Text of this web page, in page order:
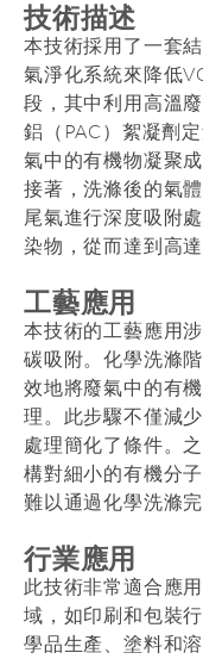
技術描述
本技術採用了一套
氣淨化系統來降低
段，其中利用高溫
鋁（PAC）絮凝劑
氣中的有機物凝聚
接著，洗滌後的氣
尾氣進行深度吸附
染物，從而達到高
工藝應用
本技術的工藝應用
碳吸附。化學洗滌
效地將廢氣中的有
理。此步驟不僅減
處理簡化了條件。
構對細小的有機分
難以通過化學洗滌
行業應用
此技術非常適合應
域，如印刷和包裝
學品生產、塗料和